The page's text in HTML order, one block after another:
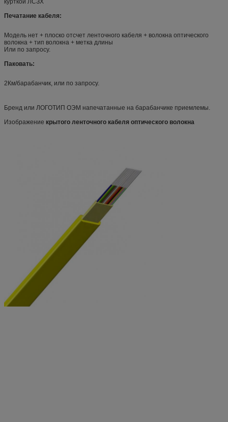
курткой ЛСЗХ
Печатание кабеля:
Модель нет + плоско отсчет ленточного кабеля + волокна оптического
волокна + тип волокна + метка длины
Или по запросу.
Паковать:
2Км/барабанчик, или по запросу.
Бренд или ЛОГОТИП ОЭМ напечатанные на барабанчике приемлемы.
Изображение крытого ленточного кабеля оптического волокна